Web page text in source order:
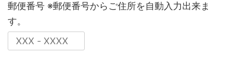
郵便番号 ※郵便番号からご住所を自動入力出来ま
す。